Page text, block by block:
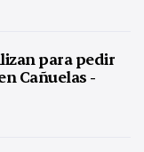
para pedir
Cañuelas -